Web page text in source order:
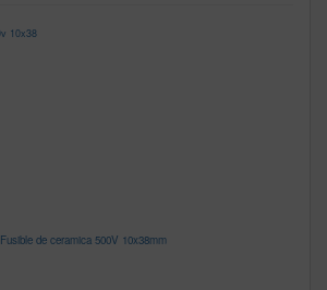
Fusible de ceramica 500V 10x38mm